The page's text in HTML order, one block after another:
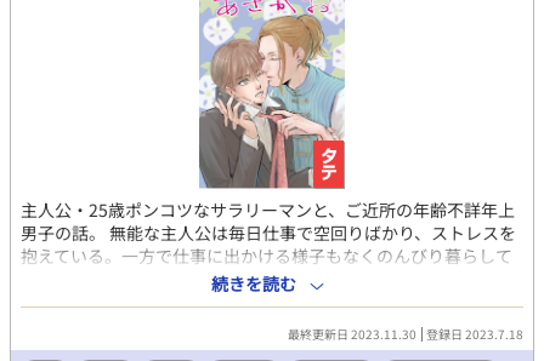
主人公・25歳ポンコツなサラリーマンと、ご近所の年齢不詳年上
男子の話。 無能な主人公は毎日仕事で空回りばかり、ストレスを
抱えている。一方で仕事に出かける様子もなくのんびり暮らして
いる年上の「ご近所さん」に、いつのまにか恋をしてしまう。 主
人公に長年一方的に想いを寄せている幼馴染も。 ※定期更新して
ましたが多忙で難しくなりました、なるべく火・金にアップしま
す。
続きを読む
最終更新日 2023.11.30 登録日 2023.7.18